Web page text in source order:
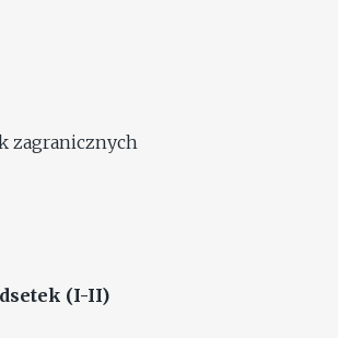
zagranicznych
(I-II)